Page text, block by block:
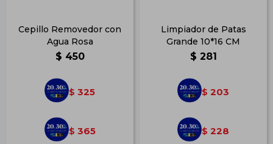
Cepillo Removedor con
Agua Rosa
$ 450
$ 325
$ 365
Limpiador de Patas
Grande 10*16 CM
$ 281
$ 203
$ 228